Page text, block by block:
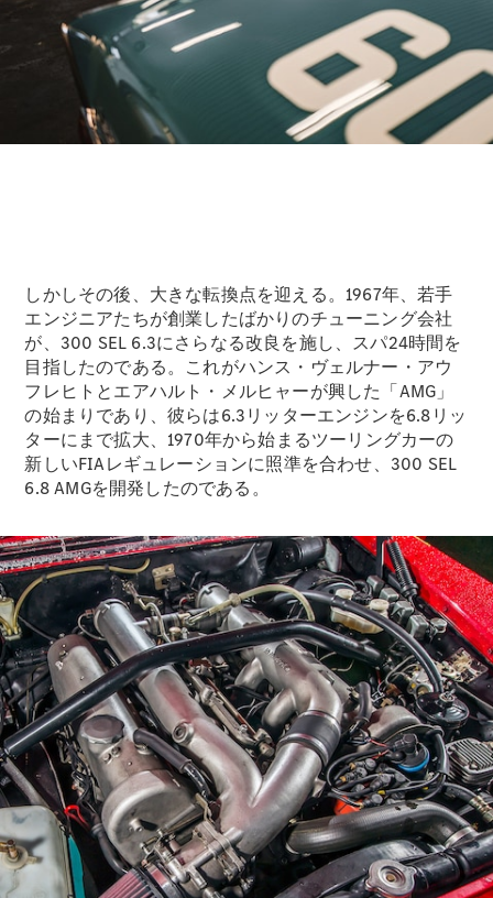
オンライン
ショールー
フェア・イ
ベント キャ
ンペーン
ファイナン
ス(リース/
ローン)
法人のお客
様へ
認定中古車
とは
ス
見積シミュ
レーション
試乗リクエ
スト
デジタルプ
ロダクト
サービスプ
ログラム
アクセサ
リー/コレ
クション
しかしその後、大きな転換点を迎える。1967年、若手
エンジニアたちが創業したばかりのチューニング会社
が、300 SEL 6.3にさらなる改良を施し、スパ24時間を
目指したのである。これがハンス・ヴェルナー・アウ
フレヒトとエアハルト・メルヒャーが興した「AMG」
の始まりであり、彼らは6.3リッターエンジンを6.8リッ
ターにまで拡大、1970年から始まるツーリングカーの
新しいFIAレギュレーションに照準を合わせ、300 SEL
6.8 AMGを開発したのである。